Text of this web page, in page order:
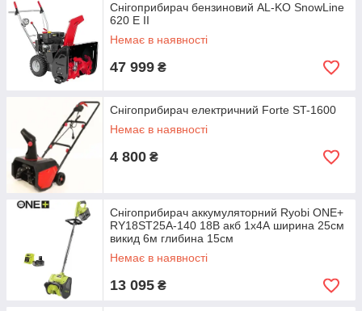
Снігоприбирач бензиновий AL-KO SnowLine
620 E II
Немає в наявності
47 999 ₴
Снігоприбирач електричний Forte ST-1600
Немає в наявності
4 800 ₴
Снігоприбирач аккумуляторний Ryobi ONE+
RY18ST25A-140 18В акб 1х4А ширина 25см
викид 6м глибина 15см
Немає в наявності
13 095 ₴